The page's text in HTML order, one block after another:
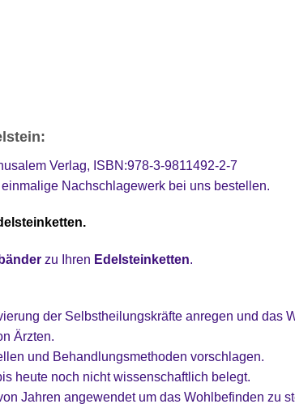
Verlag, ISBN:978-3-9811492-2-7
Nachschlagewerk bei uns bestellen.
zu Ihren Edelsteinketten.
der Selbstheilungskräfte anregen und das
Ärzten.
und Behandlungsmethoden vorschlagen.
heute noch nicht wissenschaftlich belegt.
Jahren angewendet um das Wohlbefinden zu